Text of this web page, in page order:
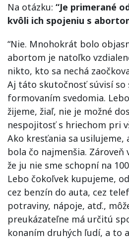
Na otázku: “Je primerané
kvôli ich spojeniu s
“Nie. Mnohokrát bolo
abortom je natoľko
nikto, kto sa nechá
Aj táto skutočnosť súvisí so
formovaním svedomia.
žijeme, žiaľ, nie je možné
nespojitosť s hriechom pri
Ako kresťania sa
bola čo najmenšia. Zároveň
že ju nie sme schopní na
Lebo čokoľvek kupujeme,
cez benzín do auta, cez
potraviny, nápoje, atď.,
preukázateľne má určitú
konaním druhých ľudí, a to